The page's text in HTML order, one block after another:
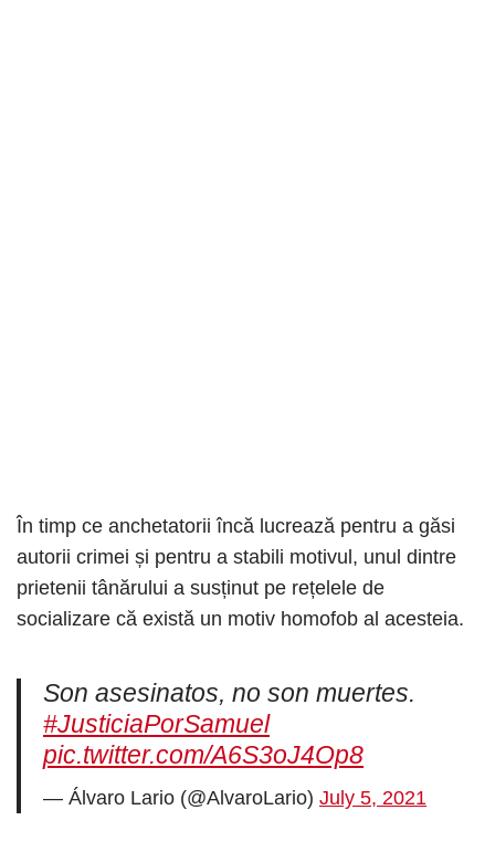
În timp ce anchetatorii încă lucrează pentru a găsi
autorii crimei și pentru a stabili motivul, unul dintre
prietenii tânărului a susținut pe rețelele de
socializare că există un motiv homofob al acesteia.
Son asesinatos, no son muertes.
#JusticiaPorSamuel
pic.twitter.com/A6S3oJ4Op8
— Álvaro Lario (@AlvaroLario) July 5, 2021